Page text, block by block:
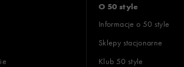
O 50 style
Informacje o 50 style
Sklepy stacjonarne
Klub 50 style